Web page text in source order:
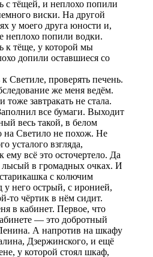
с тёщей, и неплохо попили
виски. На другой
у моего друга юности и,
неплохо попили водки.
к тёще, у которой мы
допили оставшиеся со
Светиле, проверять печень.
же меня ведём.
тоже завтракать не стала.
все бумаги. Выходит
весь такой, в белом
на Светило не похож. Не
усталого взгляда,
ему всё это осточертело. Да
в громадных очках. И
с колючим
у него острый, с иронией,
то чёртик в нём сидит.
в кабинет. Первое, что
— это добротный
А напротив на шкафу
Дзержинского, и ещё
у которой стоял шкаф,